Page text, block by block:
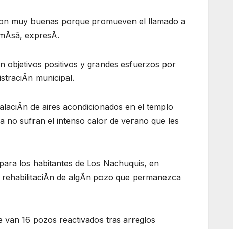
muy buenas porque promueven el llamado a
expresÃ.
objetivos positivos y grandes esfuerzos por
municipal.
de aires acondicionados en el templo
no sufran el intenso calor de verano que les
los habitantes de Los Nachuquis, en
de algÃn pozo que permanezca
van 16 pozos reactivados tras arreglos